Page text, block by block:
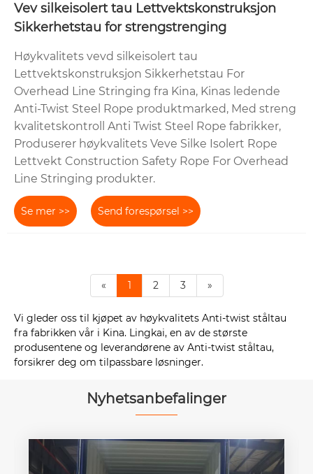
Vev silkeisolert tau Lettvektskonstruksjon
Sikkerhetstau for strengstrenging
Høykvalitets vevd silkeisolert tau
Lettvektskonstruksjon Sikkerhetstau For
Overhead Line Stringing fra Kina, Kinas ledende
Anti-Twist Steel Rope produktmarked, Med streng
kvalitetskontroll Anti Twist Steel Rope fabrikker,
Produserer høykvalitets Veve Silke Isolert Rope
Lettvekt Construction Safety Rope For Overhead
Line Stringing produkter.
Se mer >> Send forespørsel >>
« 1 2 3 »
Vi gleder oss til kjøpet av høykvalitets Anti-twist ståltau
fra fabrikken vår i Kina. Lingkai, en av de største
produsentene og leverandørene av Anti-twist ståltau,
forsikrer deg om tilpassbare løsninger.
Nyhetsanbefalinger